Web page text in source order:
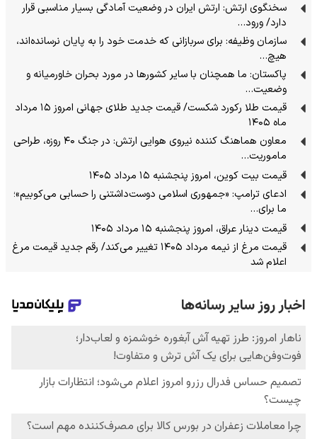
سخنگوی ارتش: ارتش ایران در وضعیت آمادگی بسیار مناسبی قرار
دارد/ ورود…
سازمان وظیفه: برای سربازانی که خدمت خود را به پایان نرسانده‌اند،
هیچ…
پاکستان: ما همچنان با سایر کشورها در مورد بحران خاورمیانه و
وضعیت…
قیمت طلا رکورد شکست/ قیمت جدید طلای جهانی امروز ۱۵ مرداد
ماه ۱۴۰۵
معاون هماهنگ کننده نیروی هوایی ارتش: در جنگ ۴۰ روزه، طراحی
ماموریت…
قیمت بیت کوین، امروز پنجشنبه ۱۵ مرداد ۱۴۰۵
ادعای ترامپ: «جمهوری اسلامی دوست‌داشتنی را حسابی می‌کوبیم»؛
ما برای…
قیمت دینار عراق، امروز پنجشنبه ۱۵ مرداد ۱۴۰۵
قیمت مرغ از نیمه مرداد ۱۴۰۵ تغییر می‌کند/ رقم جدید قیمت مرغ
اعلام شد